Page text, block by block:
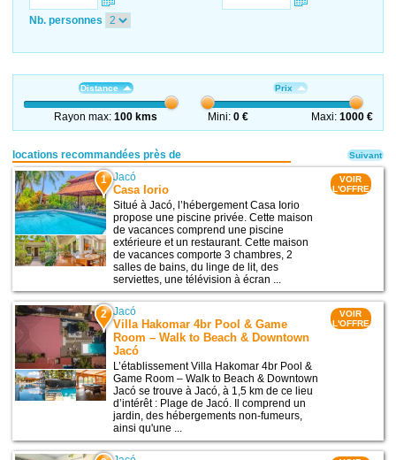
Nb. personnes
Distance
Rayon max:100 kms
Prix
Mini:0 € Maxi: 1000 €
locations recommandées près de
1 Jacó
Casa Iorio
Situé à Jacó, l’hébergement Casa Iorio
propose une piscine privée. Cette maison
de vacances comprend une piscine
extérieure et un restaurant. Cette maison
de vacances comporte 3 chambres, 2
salles de bains, du linge de lit, des
serviettes, une télévision à écran ...
VOIR
L'OFFRE
2 Jacó
Villa Hakomar 4br Pool & Game
Room – Walk to Beach & Downtown
Jacó
L’établissement Villa Hakomar 4br Pool &
Game Room – Walk to Beach & Downtown
Jacó se trouve à Jacó, à 1,5 km de ce lieu
d’intérêt : Plage de Jacó. Il comprend un
jardin, des hébergements non-fumeurs,
ainsi qu'une ...
VOIR
L'OFFRE
Suivant